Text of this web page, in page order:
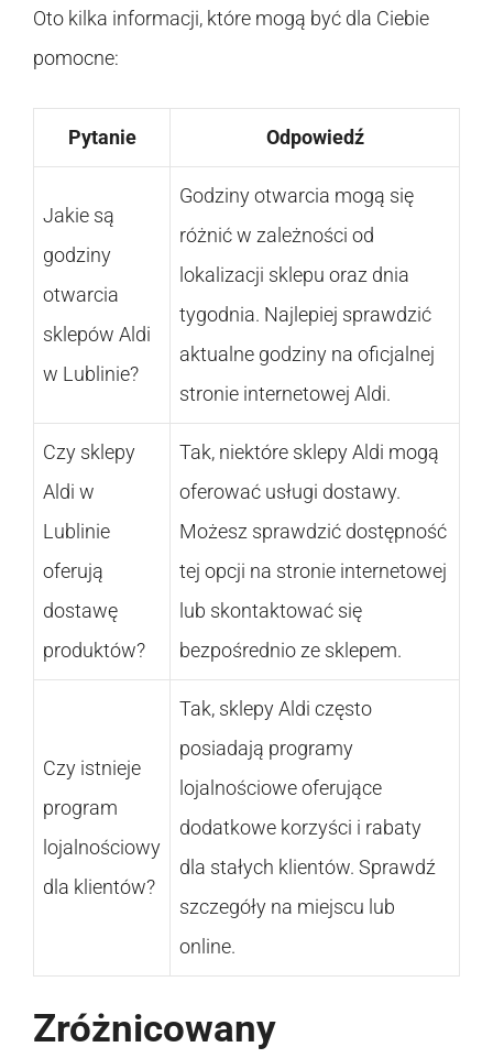
Oto kilka informacji, które mogą być dla Ciebie
pomocne:
Pytanie Odpowiedź
Jakie są
godziny
otwarcia
sklepów Aldi
w Lublinie?
Godziny otwarcia mogą się
różnić w zależności od
lokalizacji sklepu oraz dnia
tygodnia. Najlepiej sprawdzić
aktualne godziny na oficjalnej
stronie internetowej Aldi.
Czy sklepy
Aldi w
Lublinie
oferują
dostawę
produktów?
Tak, niektóre sklepy Aldi mogą
oferować usługi dostawy.
Możesz sprawdzić dostępność
tej opcji na stronie internetowej
lub skontaktować się
bezpośrednio ze sklepem.
Czy istnieje
program
lojalnościowy
dla klientów?
Tak, sklepy Aldi często
posiadają programy
lojalnościowe oferujące
dodatkowe korzyści i rabaty
dla stałych klientów. Sprawdź
szczegóły na miejscu lub
online.
Zróżnicowany